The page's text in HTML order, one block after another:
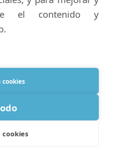
el contenido y
cookies